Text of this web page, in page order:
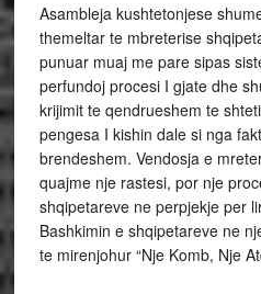
Asambleja kushtetonjese
themeltar te mbreterise
punuar muaj me pare sipas
perfundoj procesi I gjate dhe
krijimit te qendrueshem te
pengesa I kishin dale si nga
brendeshem. Vendosja e
quajme nje rastesi, por nje
shqipetareve ne perpjekje per
Bashkimin e shqipetareve ne
te mirenjohur “Nje Komb, Nje